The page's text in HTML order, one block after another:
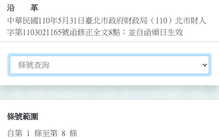
沿 革
中華民國110年5月31日臺北市政府財政局（110）北市財人
字第1103021165號函修正全文8點；並自函頒日生效
切換選擇法規資訊內容
條號範圍
自第 1 條至第 8 條